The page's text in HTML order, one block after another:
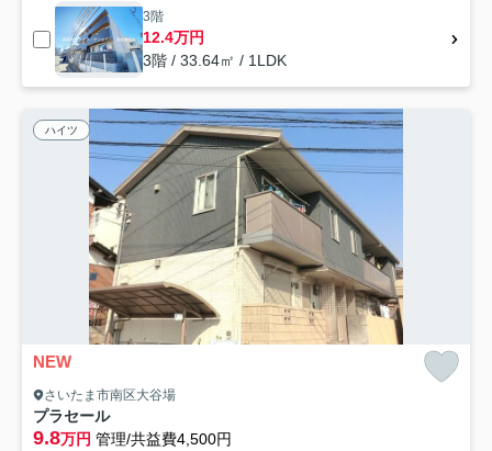
3階
12.4万円
3階 / 33.64㎡ / 1LDK
ハイツ
NEW
さいたま市南区大谷場
プラセール
9.8万円 管理/共益費4,500円